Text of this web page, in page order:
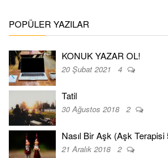
POPÜLER YAZILAR
KONUK YAZAR OL!
20 Şubat 2021 4
Tatil
30 Ağustos 2018 2
Nasıl Bir Aşk (Aşk Terapisi
21 Aralık 2018 2